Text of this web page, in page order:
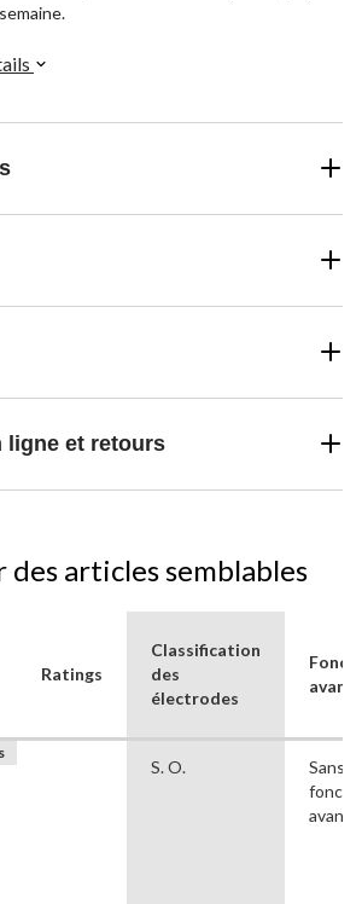
ligne et retours
des articles semblables
Ratings
Classification
des
électrodes
S. O.
Sans